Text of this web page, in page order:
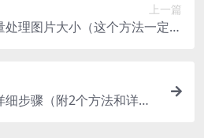
上一篇
理图片大小（这个方法一定要
步骤（附2个方法和详细